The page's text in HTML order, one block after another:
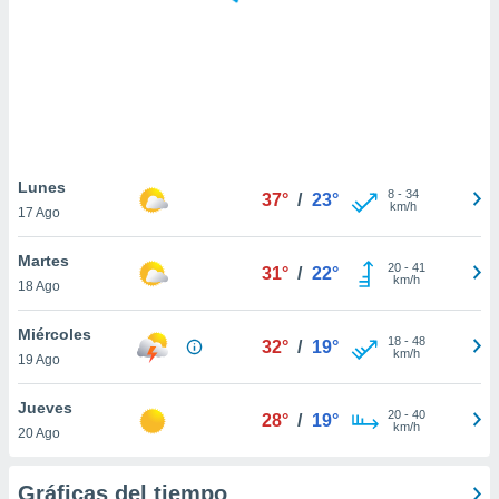
similares
como
sitio
de
traten tus
en
interés
su
Lunes
17 Ago
37° / 23° 8- 34
km/h
Martes
18 Ago
31° / 22° 20- 41
km/h
Miércoles
19 Ago
32° / 19° 18- 48
km/h
Jueves
20 Ago
28° / 19° 20- 40
km/h
Gráficas del tiempo